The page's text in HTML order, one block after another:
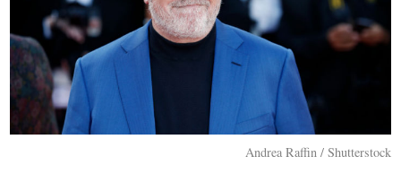
Andrea Raffin / Shutterstock